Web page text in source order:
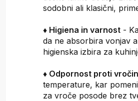
sodobni ali klasični,
♦ Higiena in varnost -
da ne absorbira vonjav
higienska izbira za
♦ Odpornost proti
temperature, kar
za vroče posode brez